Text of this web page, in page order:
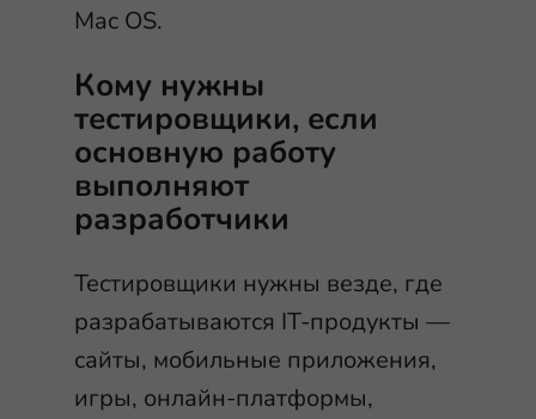
Mac OS.
Кому нужны
тестировщики, если
основную работу
выполняют
разработчики
Тестировщики нужны везде, где
разрабатываются IT-продукты —
сайты, мобильные приложения,
игры, онлайн-платформы,